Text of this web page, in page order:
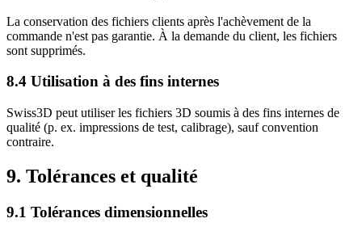
La conservation des fichiers clients après l'achèvement de la
commande n'est pas garantie. À la demande du client, les fichiers
sont supprimés.
8.4 Utilisation à des fins internes
Swiss3D peut utiliser les fichiers 3D soumis à des fins internes de
qualité (p. ex. impressions de test, calibrage), sauf convention
contraire.
9. Tolérances et qualité
9.1 Tolérances dimensionnelles